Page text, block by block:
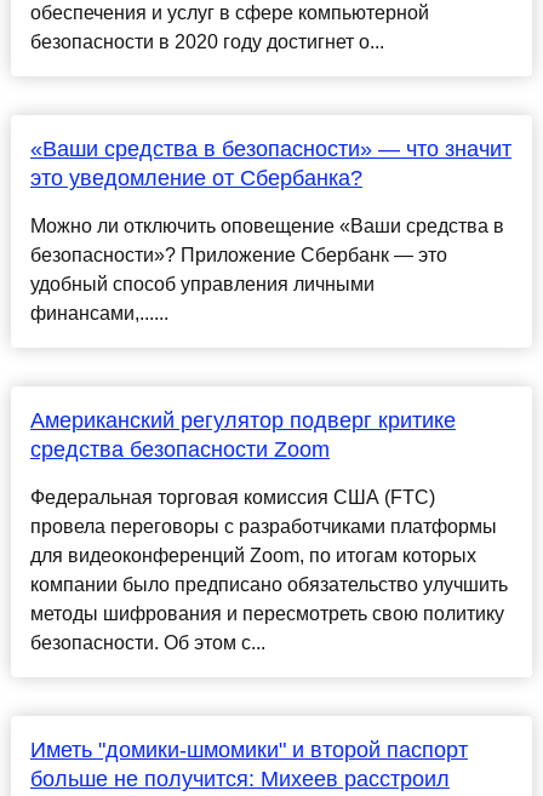
обеспечения и услуг в сфере компьютерной
безопасности в 2020 году достигнет о...
«Ваши средства в безопасности» — что значит
это уведомление от Сбербанка?
Можно ли отключить оповещение «Ваши средства в
безопасности»? Приложение Сбербанк — это
удобный способ управления личными
финансами,......
Американский регулятор подверг критике
средства безопасности Zoom
Федеральная торговая комиссия США (FTC)
провела переговоры с разработчиками платформы
для видеоконференций Zoom, по итогам которых
компании было предписано обязательство улучшить
методы шифрования и пересмотреть свою политику
безопасности. Об этом с...
Иметь "домики-шмомики" и второй паспорт
больше не получится: Михеев расстроил